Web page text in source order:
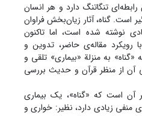
تنگاتنگ دارد و هر انسان‌
است. گناه، آثار زیان‌بخش فراوان
نوشته شده است، اما تاکنون
رویکرد مقاله‌ی حاضر، تدوین و
به منزلة «بیماری» تلقی و
آن از منظر قرآن و حدیث بررسی
آن است که «گناه»، یک بیماری
زیادی دارد، نظیر: خواری و